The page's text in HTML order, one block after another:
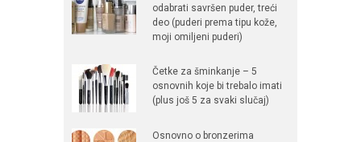
odabrati savršen puder, treći
deo (puderi prema tipu kože,
moji omiljeni puderi)
Četke za šminkanje – 5
osnovnih koje bi trebalo imati
(plus još 5 za svaki slučaj)
Osnovno o bronzerima